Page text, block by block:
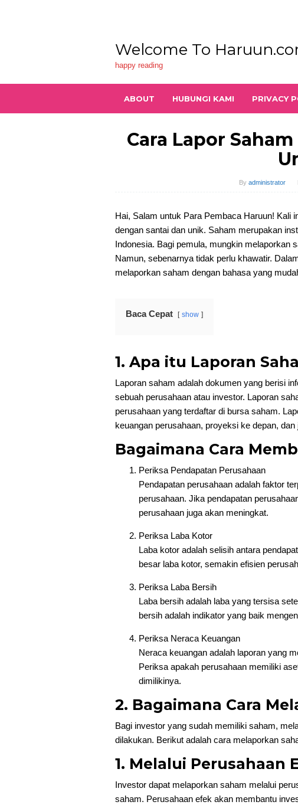
Welcome To
happy reading
ABOUT HUBUNGI KAMI PRIVACY
Cara Lapor
Byadministrator
Hai, Salam untuk Para Pembaca Haruun! Kali
dengan santai dan unik. Saham merupakan
Indonesia. Bagi pemula, mungkin melaporkan
Namun, sebenarnya tidak perlu khawatir.
melaporkan saham dengan bahasa yang
Baca Cepat show
1. Apa itu Laporan
Laporan saham adalah dokumen yang berisi
sebuah perusahaan atau investor. Laporan
perusahaan yang terdaftar di bursa saham.
keuangan perusahaan, proyeksi ke depan,
Bagaimana Cara
Periksa Pendapatan Perusahaan
Pendapatan perusahaan adalah faktor
perusahaan. Jika pendapatan
perusahaan juga akan meningkat.
Periksa Laba Kotor
Laba kotor adalah selisih antara
besar laba kotor, semakin efisien
Periksa Laba Bersih
Laba bersih adalah laba yang tersisa
bersih adalah indikator yang baik
Periksa Neraca Keuangan
Neraca keuangan adalah laporan yang
Periksa apakah perusahaan memiliki
dimilikinya.
2. Bagaimana Cara
Bagi investor yang sudah memiliki saham,
dilakukan. Berikut adalah cara melaporkan
1. Melalui Perusahaan
Investor dapat melaporkan saham melalui
saham. Perusahaan efek akan membantu